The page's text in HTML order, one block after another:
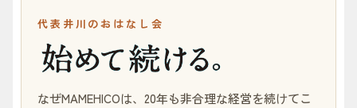
代表井川のおはなし会
なぜMAMEHICOは、20年も非合理な経営を続けてこ